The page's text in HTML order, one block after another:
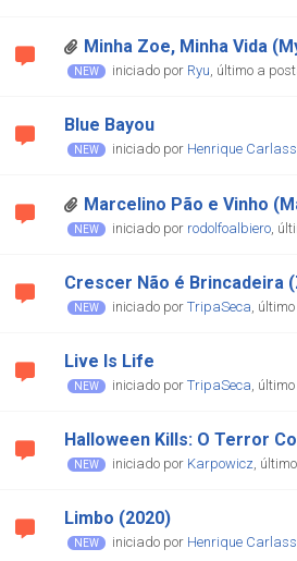
Minha Zoe, Minha Vida
iniciado por Ryu, último a
Blue Bayou
iniciado por Henrique
Marcelino Pão e Vinho
iniciado por rodolfoalbiero,
Crescer Não é Brincadeira
iniciado porTripaSeca,
Live Is Life
iniciado porTripaSeca,
Halloween Kills: O Terror
iniciado por Karpowicz,
Limbo (2020)
iniciado por Henrique